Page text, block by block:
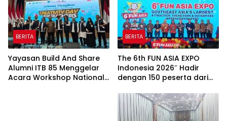
BERITA
Yayasan Build And Share
Alumni ITB 85 Menggelar
Acara Workshop National
BERITA
The 6th FUN ASIA EXPO
Indonesia 2026″ Hadir
dengan 150 peserta dari
Industri Taman Rekreasi
dan Ekosistem Pariwisata
di Tanah Air